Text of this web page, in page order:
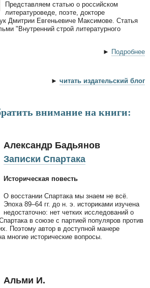
Представляем статью о российском
литературоведе, поэте, докторе
Дмитрии Евгеньевиче Максимове. Статья
"Внутренний строй литературного
► Подробнее
► читать издательский блог
внимание на книги:
Александр Бадьянов
Записки Спартака
Историческая повесть
О восстании Спартака мы знаем не всё.
Эпоха 89–64 гг. до н. э. историками изучена
недостаточно: нет четких исследований о
в союзе с партией популяров против
Поэтому автор в доступной манере
многие исторические вопросы.
Альми И.